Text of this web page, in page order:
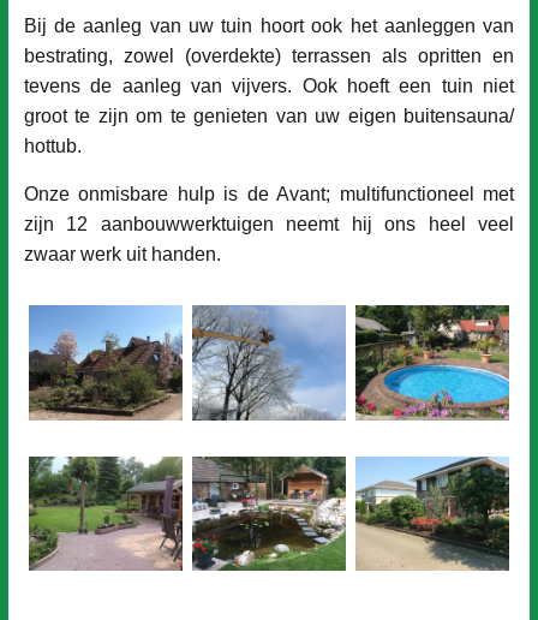
Bij de aanleg van uw tuin hoort ook het aanleggen van
bestrating, zowel (overdekte) terrassen als opritten en
tevens de aanleg van vijvers. Ook hoeft een tuin niet
groot te zijn om te genieten van uw eigen buitensauna/
hottub.
Onze onmisbare hulp is de Avant; multifunctioneel met
zijn 12 aanbouwwerktuigen neemt hij ons heel veel
zwaar werk uit handen.